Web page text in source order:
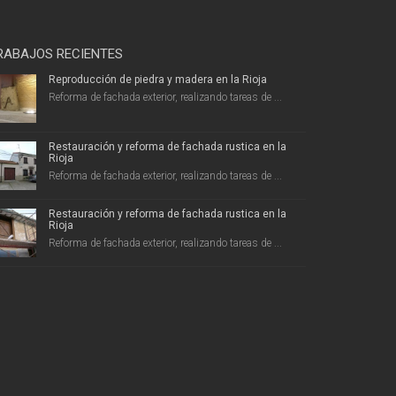
RECIENTES
Reproducción de piedra y madera en la Rioja
Reforma de fachada exterior, realizando tareas de ...
Restauración y reforma de fachada rustica en la
Rioja
Reforma de fachada exterior, realizando tareas de ...
Restauración y reforma de fachada rustica en la
Rioja
Reforma de fachada exterior, realizando tareas de ...